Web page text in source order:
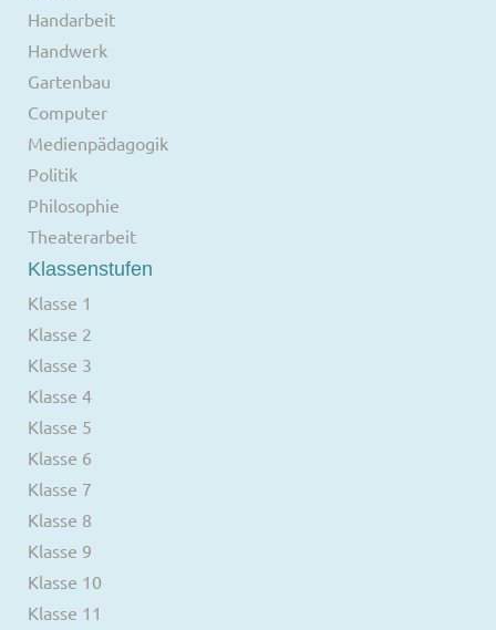
Handarbeit
Handwerk
Gartenbau
Computer
Medienpädagogik
Politik
Philosophie
Theaterarbeit
Klassenstufen
Klasse 1
Klasse 2
Klasse 3
Klasse 4
Klasse 5
Klasse 6
Klasse 7
Klasse 8
Klasse 9
Klasse 10
Klasse 11